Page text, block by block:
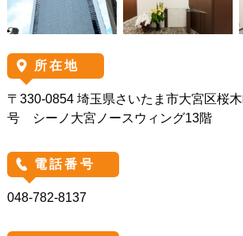
所在地
〒330-0854 埼玉県さいたま市大宮区桜
号 シーノ大宮ノースウィング13階
電話番号
048-782-8137